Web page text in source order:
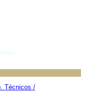
Técnicos /